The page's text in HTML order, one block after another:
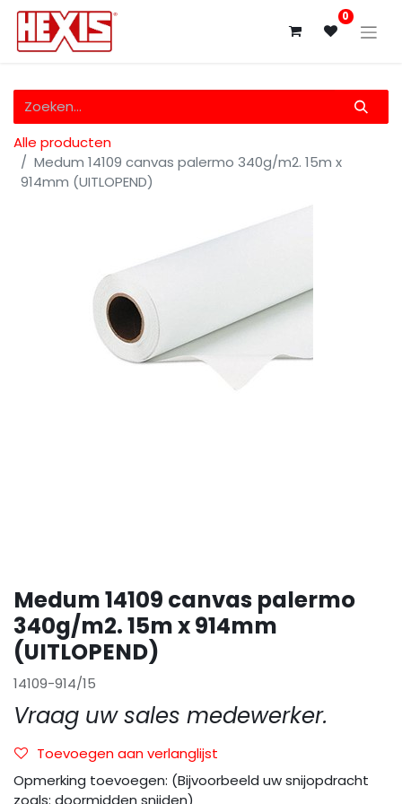
0
Alle producten
Medum 14109 canvas palermo 340g/m2. 15m x
914mm (UITLOPEND)
Medum 14109 canvas palermo
340g/m2. 15m x 914mm
(UITLOPEND)
14109-914/15
Vraag uw sales medewerker.
Toevoegen aan verlanglijst
Opmerking toevoegen: (Bijvoorbeeld uw snijopdracht
zoals: doormidden snijden)